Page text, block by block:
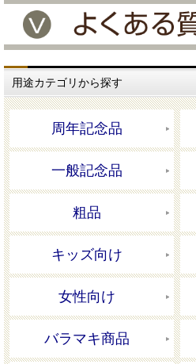
用途カテゴリから探す
周年記念品
一般記念品
粗品
キッズ向け
女性向け
バラマキ商品